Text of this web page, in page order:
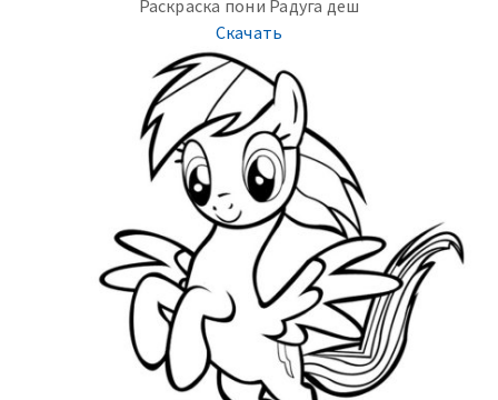
Раскраска пони Радуга деш
Скачать